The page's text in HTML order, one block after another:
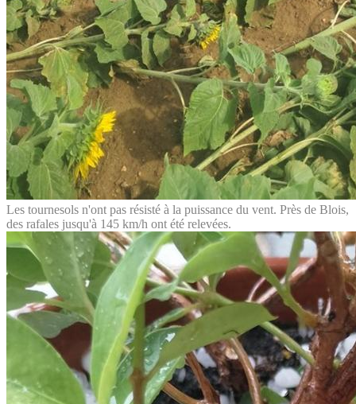
Les tournesols n'ont pas résisté à la puissance du vent. Près de Blois,
des rafales jusqu'à 145 km/h ont été relevées.